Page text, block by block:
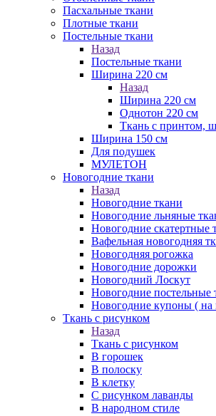
Пасхальные ткани
Плотные ткани
Постельные ткани
Назад
Постельные ткани
Ширина 220 см
Назад
Ширина 220 см
Однотон 220 см
Ткань с принтом,
Ширина 150 см
Для подушек
МУЛЕТОН
Новогодние ткани
Назад
Новогодние ткани
Новогодние льняные
Новогодние скатертные
Вафельная новогодняя
Новогодняя рогожка
Новогодние дорожки
Новогодний Лоскут
Новогодние постельные
Новогодние купоны ( на
Ткань с рисунком
Назад
Ткань с рисунком
В горошек
В полоску
В клетку
С рисунком лаванды
В народном стиле